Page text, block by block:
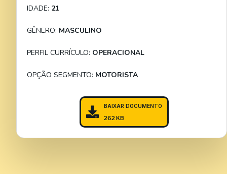
IDADE: 21
GÊNERO: MASCULINO
PERFIL CURRÍCULO: OPERACIONAL
OPÇÃO SEGMENTO: MOTORISTA
BAIXAR DOCUMENTO
262 KB